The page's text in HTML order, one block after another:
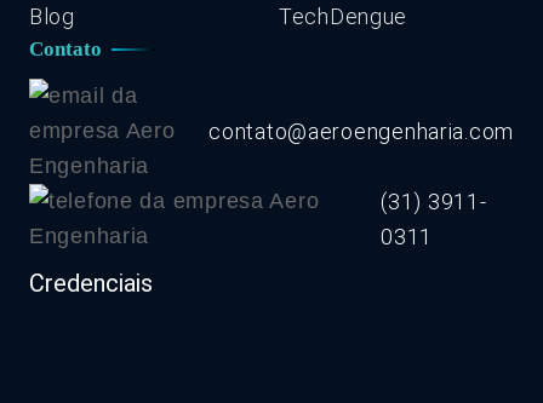
Blog
TechDengue
Contato
contato@aeroengenharia.com
(31) 3911-
0311
Credenciais